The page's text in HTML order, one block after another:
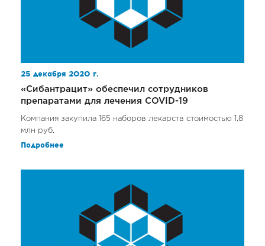
25 декабря 2020 г.
«Сибантрацит» обеспечил сотрудников
препаратами для лечения COVID-19
Компания закупила 165 наборов лекарств стоимостью 1,8
млн руб.
Подробнее